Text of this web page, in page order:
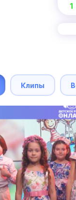
1
Клипы